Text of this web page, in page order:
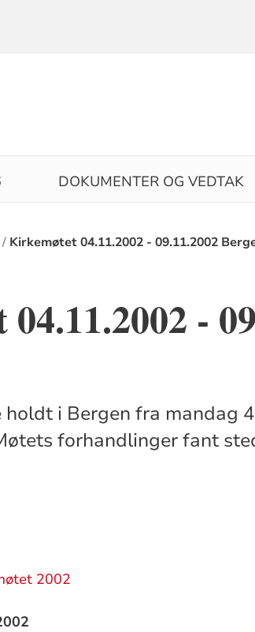
DOKUMENTER OG VEDTAK
Kirkemøtet 04.11.2002 - 09.11.2002
-
i Bergen fra mandag
forhandlinger fant
2002